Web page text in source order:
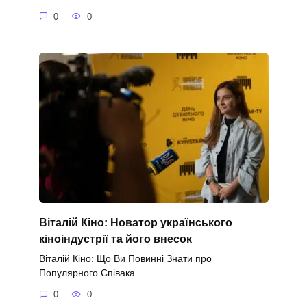
0 0
Віталій Кіно: Новатор українського
кіноіндустрії та його внесок
Віталій Кіно: Що Ви Повинні Знати про
Популярного Співака
0 0